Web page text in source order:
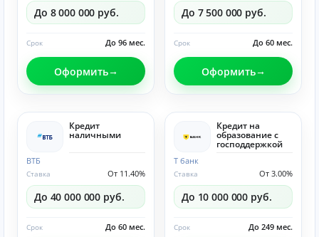
До 8 000 000 руб.
До 96 мес.
Срок
Оформить
До 7 500 000 руб.
До 60 мес.
Срок
Оформить
Кредит
наличными
ВТБ
От 11.40%
Ставка
До 40 000 000 руб.
До 60 мес.
Срок
Кредит на
образование с
господдержкой
Т банк
От 3.00%
Ставка
До 10 000 000 руб.
До 249 мес.
Срок